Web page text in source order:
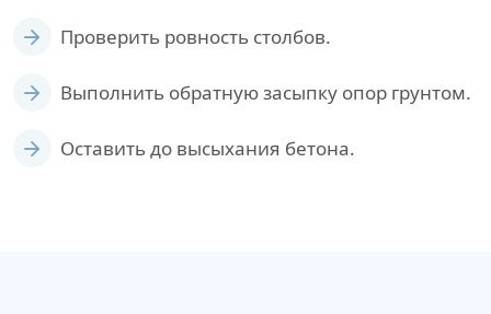
Проверить ровность столбов.
Выполнить обратную засыпку опор грунтом.
Оставить до высыхания бетона.